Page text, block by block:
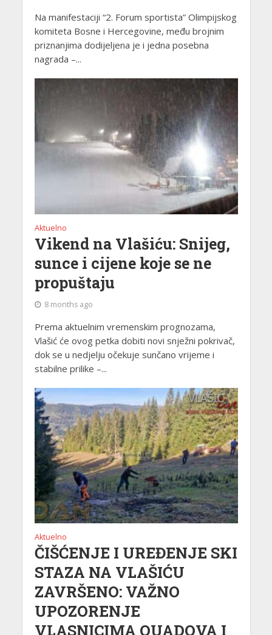
Na manifestaciji “2. Forum sportista” Olimpijskog
komiteta Bosne i Hercegovine, među brojnim
priznanjima dodijeljena je i jedna posebna
nagrada –...
Aktuelno
Vikend na Vlašiću: Snijeg,
sunce i cijene koje se ne
propuštaju
8 months ago
Prema aktuelnim vremenskim prognozama,
Vlašić će ovog petka dobiti novi snježni pokrivač,
dok se u nedjelju očekuje sunčano vrijeme i
stabilne prilike –...
Aktuelno
ČIŠĆENJE I UREĐENJE SKI
STAZA NA VLAŠIĆU
ZAVRŠENO: VAŽNO
UPOZORENJE
VLASNICIMA QUADOVA I